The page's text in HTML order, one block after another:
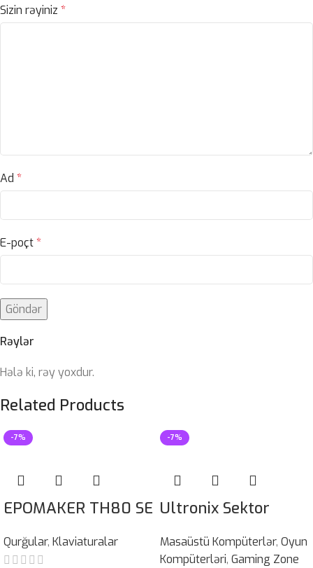
Rəylər
Hələ ki, rəy yoxdur.
Sizin rəyiniz *
Ad *
E-poçt*
Related Products
-7%
EPOMAKER TH80 SE
Qurğular, Klaviaturalar
-7%
Ultronix Sektor
Masaüstü Kompüterlər, Oyun
Kompüterləri, Gaming Zone